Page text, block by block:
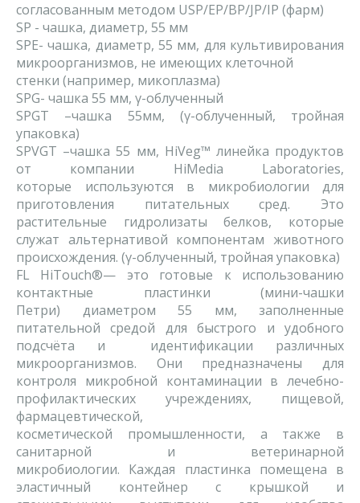
согласованным методом USP/EP/BP/JP/IP (фарм)
SP - чашка, диаметр, 55 мм
SPE- чашка, диаметр, 55 мм, для культивирования
микроорганизмов, не имеющих клеточной
стенки (например, микоплазма)
SPG- чашка 55 мм, γ-облученный
SPGТ –чашка 55мм, (γ-облученный, тройная
упаковка)
SPVGТ –чашка 55 мм, HiVeg™ линейка продуктов
от компании HiMedia Laboratories,
которые используются в микробиологии для
приготовления питательных сред. Это
растительные гидролизаты белков, которые
служат альтернативой компонентам животного
происхождения. (γ-облученный, тройная упаковка)
FL HiTouch®— это готовые к использованию
контактные пластинки (мини-чашки
Петри) диаметром 55 мм, заполненные
питательной средой для быстрого и удобного
подсчёта и идентификации различных
микроорганизмов. Они предназначены для
контроля микробной контаминации в лечебно-
профилактических учреждениях, пищевой,
фармацевтической,
косметической промышленности, а также в
санитарной и ветеринарной
микробиологии. Каждая пластинка помещена в
эластичный контейнер с крышкой и